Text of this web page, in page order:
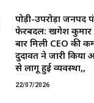
पोड़ी-उपरोड़ा जनपद
फेरबदल: खगेश कुमार
बार मिली CEO की
दुदावत ने जारी किया
से लागू हुई व्यवस्था,,
22/07/2026